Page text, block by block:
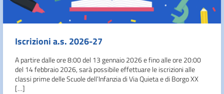
Iscrizioni a.s. 2026-27
A partire dalle ore 8:00 del 13 gennaio 2026 e fino alle ore 20:00
del 14 febbraio 2026, sarà possibile effettuare le iscrizioni alle
classi prime delle Scuole dell’Infanzia di Via Quieta e di Borgo XX
[…]